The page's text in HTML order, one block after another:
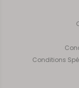
Conditions